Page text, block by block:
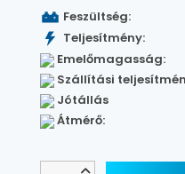
Feszültség:
Teljesítmény:
Emelőmagasság:
Szállítási
Jótállás
Átmérő: